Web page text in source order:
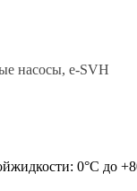
насосы, e-SVH
0°C до